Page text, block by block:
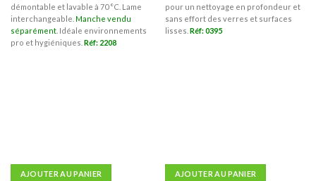
démontable et lavable à 70 °C. Lame
interchangeable. Manche vendu
séparément. Idéale environnements
pro et hygiéniques. Réf: 2208
AJOUTER AU PANIER
pour un nettoyage en profondeur et
sans effort des verres et surfaces
lisses. Réf: 0395
AJOUTER AU PANIER